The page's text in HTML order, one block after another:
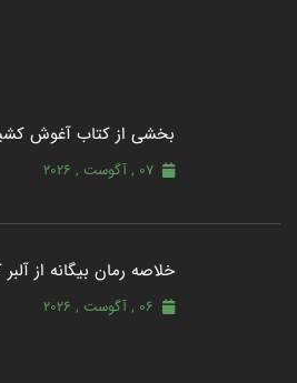
بخشی از کتاب آغوش
07 , آگوست , 2026
خلاصه رمان بیگانه از
06 , آگوست , 2026